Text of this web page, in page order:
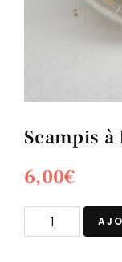
Scampis à
6,00€